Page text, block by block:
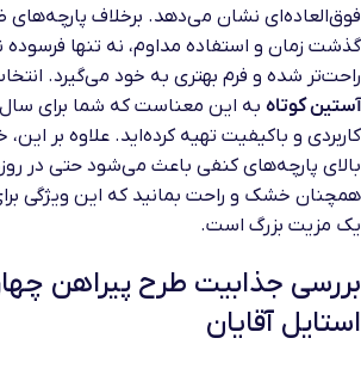
فوق‌العاده‌ای نشان می‌دهد. برخلاف پارچه‌های
گذشت زمان و استفاده مداوم، نه تنها فرسوده
راحت‌تر شده و فرم بهتری به خود می‌گیرد.
آستین کوتاه به این معناست که شما برای
کاربردی و باکیفیت تهیه کرده‌اید. علاوه بر
بالای پارچه‌های کنفی باعث می‌شود حتی در
همچنان خشک و راحت بمانید که این ویژگی
یک مزیت بزرگ است.
بررسی جذابیت طرح پیراهن
استایل آقایان